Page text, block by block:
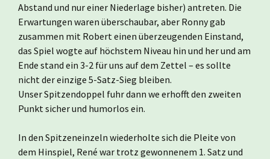
Abstand und nur einer Niederlage bisher) antreten. Die
Erwartungen waren überschaubar, aber Ronny gab
zusammen mit Robert einen überzeugenden Einstand,
das Spiel wogte auf höchstem Niveau hin und her und am
Ende stand ein 3-2 für uns auf dem Zettel – es sollte
nicht der einzige 5-Satz-Sieg bleiben.
Unser Spitzendoppel fuhr dann we erhofft den zweiten
Punkt sicher und humorlos ein.
In den Spitzeneinzeln wiederholte sich die Pleite von
dem Hinspiel, René war trotz gewonnenem 1. Satz und